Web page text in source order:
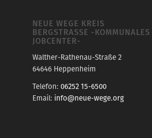
NEUE WEGE KREIS
BERGSTRASSE -KOMMUNALES J
OBCENTER-
Walther-Rathenau-Straße 2
64646 Heppenheim
Telefon: 06252 15-6500
Email: info@neue-wege.org